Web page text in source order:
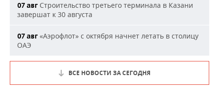
07 авг Строительство третьего терминала в Казани
завершат к 30 августа
07 авг «Аэрофлот» с октября начнет летать в столицу
ОАЭ
ВСЕ НОВОСТИ ЗА СЕГОДНЯ